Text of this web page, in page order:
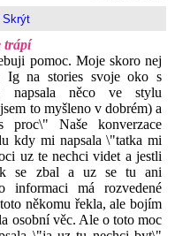
trápí
pomoc. Moje skoro nej
Ig na stories svoje oko s
napsala něco ve stylu
to myšleno v dobrém) a
Naše konverzace
kdy mi napsala \"tatka mi
uz te nechci videt a jestli
se zbal a uz se tu ani
informaci má rozvedené
někomu řekla, ale bojím
osobní věc. Ale o toto moc